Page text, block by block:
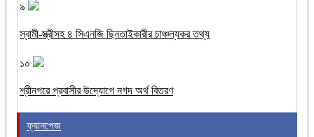
৯
স্বামী-স্ত্রীসহ ৪ সিএনজি ছিনতাইকারীর চাঞ্চল্যকর তথ্য
১০
শ্রীনগরে প্রবাসীর উদ্যোগে নগদ অর্থ বিতরণ
ফ্যানপেজ